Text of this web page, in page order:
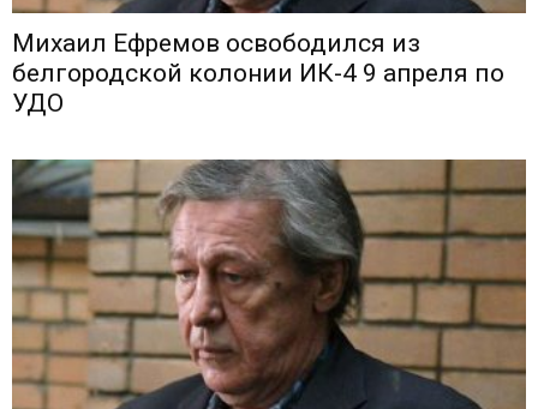
Михаил Ефремов освободился из
белгородской колонии ИК-4 9 апреля по
УДО